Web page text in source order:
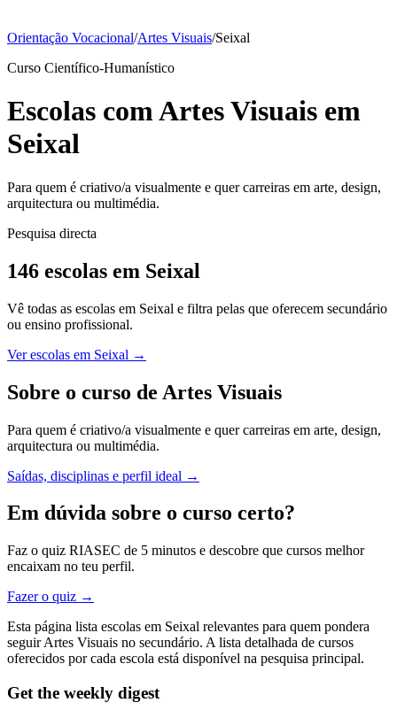
Orientação Vocacional/Artes Visuais/Seixal
Curso Científico-Humanístico
Escolas com Artes Visuais em
Seixal
Para quem é criativo/a visualmente e quer carreiras em arte, design,
arquitectura ou multimédia.
Pesquisa directa
146 escolas em Seixal
Vê todas as escolas em Seixal e filtra pelas que oferecem secundário
ou ensino profissional.
Ver escolas em Seixal →
Sobre o curso de Artes Visuais
Para quem é criativo/a visualmente e quer carreiras em arte, design,
arquitectura ou multimédia.
Saídas, disciplinas e perfil ideal →
Em dúvida sobre o curso certo?
Faz o quiz RIASEC de 5 minutos e descobre que cursos melhor
encaixam no teu perfil.
Fazer o quiz →
Esta página lista escolas em Seixal relevantes para quem pondera
seguir Artes Visuais no secundário. A lista detalhada de cursos
oferecidos por cada escola está disponível na pesquisa principal.
Get the weekly digest